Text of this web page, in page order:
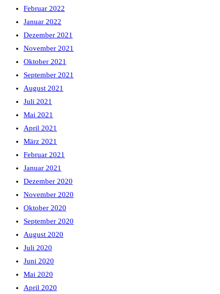
Februar 2022
Januar 2022
Dezember 2021
November 2021
Oktober 2021
September 2021
August 2021
Juli 2021
Mai 2021
April 2021
März 2021
Februar 2021
Januar 2021
Dezember 2020
November 2020
Oktober 2020
September 2020
August 2020
Juli 2020
Juni 2020
Mai 2020
April 2020